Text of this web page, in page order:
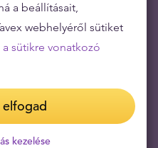
távra
úgy kell kezelni,
meg”, hanem a tőke
törekedni egy bizonyos
befektetések általában
ami nem jó barát a
a beállításait,
webhelyéről sütiket
sütikre vonatkozó
kezelése